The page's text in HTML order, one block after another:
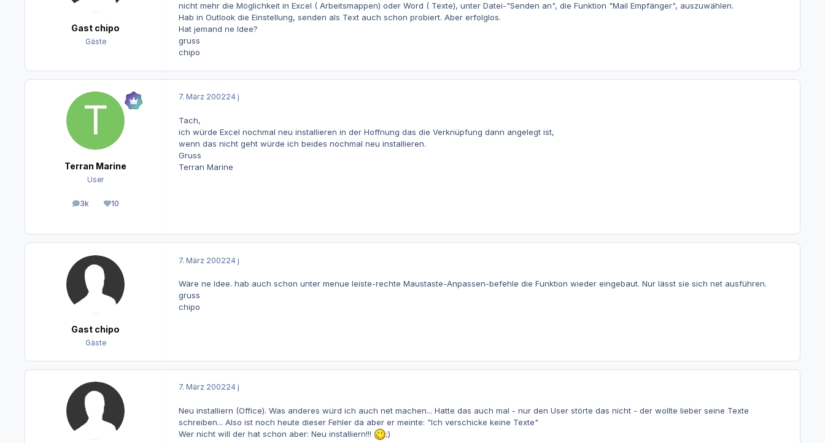
Gast chipo
Gäste
nicht mehr die Möglichkeit in Excel ( Arbeitsmappen) oder Word ( Texte), unter Datei-"Senden an", die Funktion "Mail Empfänger", auszuwählen.
Hab in Outlook die Einstellung, senden als Text auch schon probiert. Aber erfolglos.
Hat jemand ne Idee?
gruss
chipo
Terran Marine
User
3k
Beiträge10
Reputation
7. März 200224 j
Tach,
ich würde Excel nochmal neu installieren in der Hoffnung das die Verknüpfung dann angelegt ist,
wenn das nicht geht würde ich beides nochmal neu installieren.
Gruss
Terran Marine
Gast chipo
Gäste
7. März 200224 j
Wäre ne Idee. hab auch schon unter menue leiste-rechte Maustaste-Anpassen-befehle die Funktion wieder eingebaut. Nur lässt sie sich net ausführen.
gruss
chipo
7. März 200224 j
Neu installiern (Office). Was anderes würd ich auch net machen... Hatte das auch mal - nur den User störte das nicht - der wollte lieber seine Texte
schreiben... Also ist noch heute dieser Fehler da aber er meinte: "Ich verschicke keine Texte"
Wer nicht will der hat schon aber: Neu installiern!!!
;)